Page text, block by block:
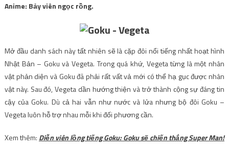
Anime: Bảy viên ngọc rồng.
Mở đầu danh sách này tất nhiên sẽ là cặp đôi nổi tiếng nhất hoạt hình
Nhật Bản – Goku và Vegeta. Trong quá khứ, Vegeta từng là một nhân
vật phản diện và Goku đã phải rất vất vả mới có thể hạ gục được nhân
vật này. Sau đó, Vegeta dần hướng thiện và trở thành cộng sự đáng tin
cậy của Goku. Dù cả hai vẫn như nước và lửa nhưng bộ đôi Goku –
Vegeta luôn hỗ trợ nhau mỗi khi đối phương cần.
Xem thêm: Diễn viên lồng tiếng Goku: Goku sẽ chiến thắng Super Man!